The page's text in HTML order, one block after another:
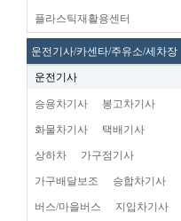
플라스틱재활용센터
운전기사/카센타/주유소/세차장
운전기사
승용차기사 봉고차기사
화물차기사 택배기사
상하차 가구점기사
가구배달보조 승합차기사
버스/마을버스 지입차기사